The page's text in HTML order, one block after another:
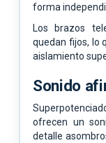
forma
Los brazos
quedan fijos, lo
aislamiento
Sonido
ofrecen un
detalle